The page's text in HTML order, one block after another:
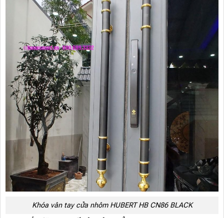
Khóa vân tay cửa nhôm HUBERT HB CN86 BLACK